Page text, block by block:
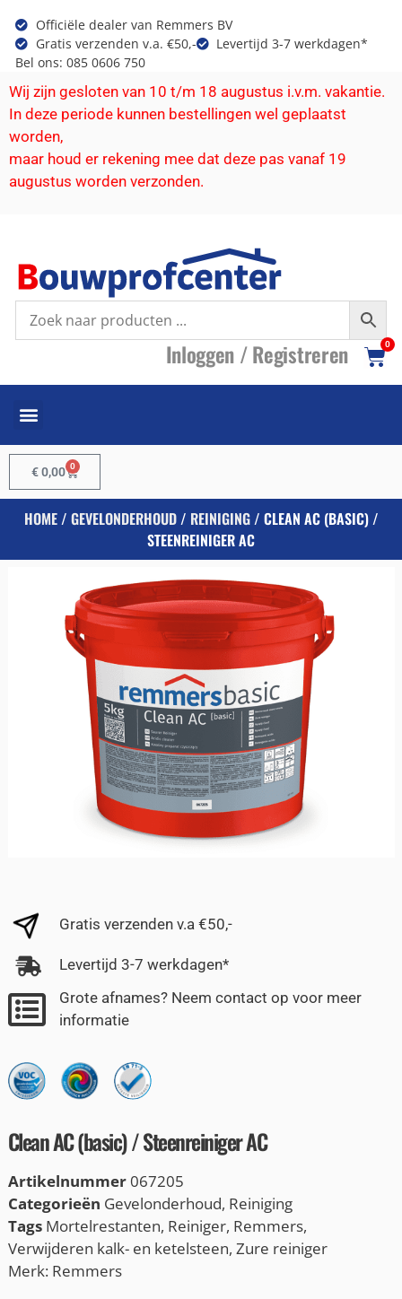
Officiële dealer van Remmers BV
Gratis verzenden v.a. €50,-
Levertijd 3-7 werkdagen*
Bel ons: 085 0606 750
Wij zijn gesloten van 10 t/m 18 augustus i.v.m. vakantie.
In deze periode kunnen bestellingen wel geplaatst
worden,
maar houd er rekening mee dat deze pas vanaf 19
augustus worden verzonden.
Inloggen /Registreren 0
€0,00 0
HOME/ GEVELONDERHOUD/ REINIGING/ CLEAN AC (BASIC) /
STEENREINIGER AC
Gratis verzenden v.a €50,-
Levertijd 3-7 werkdagen*
Grote afnames? Neem contact op voor meer
informatie
Clean AC (basic) / Steenreiniger AC
Artikelnummer 067205
Categorieën Gevelonderhoud, Reiniging
Tags Mortelrestanten, Reiniger, Remmers,
Verwijderen kalk- en ketelsteen, Zure reiniger
Merk: Remmers